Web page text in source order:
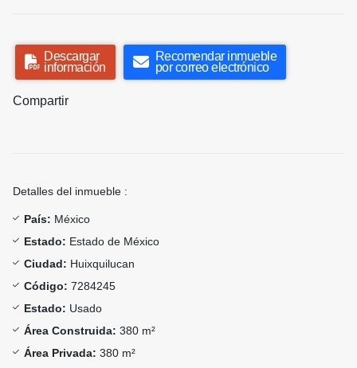
Descargar
información
Recomendar inmueble
por correo electrónico
Compartir
Detalles del inmueble :
País: México
Estado: Estado de México
Ciudad: Huixquilucan
Código: 7284245
Estado: Usado
Área Construida: 380 m²
Área Privada: 380 m²